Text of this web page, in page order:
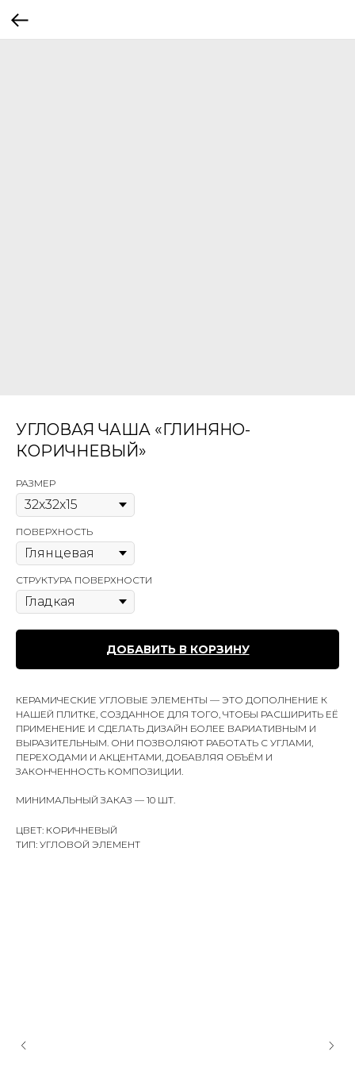
УГЛОВАЯ ЧАША «ГЛИНЯНО-
КОРИЧНЕВЫЙ»
РАЗМЕР
ПОВЕРХНОСТЬ
СТРУКТУРА ПОВЕРХНОСТИ
ДОБАВИТЬ В КОРЗИНУ
КЕРАМИЧЕСКИЕ УГЛОВЫЕ ЭЛЕМЕНТЫ — ЭТО ДОПОЛНЕНИЕ К
НАШЕЙ ПЛИТКЕ, СОЗДАННОЕ ДЛЯ ТОГО, ЧТОБЫ РАСШИРИТЬ ЕЁ
ПРИМЕНЕНИЕ И СДЕЛАТЬ ДИЗАЙН БОЛЕЕ ВАРИАТИВНЫМ И
ВЫРАЗИТЕЛЬНЫМ. ОНИ ПОЗВОЛЯЮТ РАБОТАТЬ С УГЛАМИ,
ПЕРЕХОДАМИ И АКЦЕНТАМИ, ДОБАВЛЯЯ ОБЪЁМ И
ЗАКОНЧЕННОСТЬ КОМПОЗИЦИИ.
МИНИМАЛЬНЫЙ ЗАКАЗ — 10 ШТ.
ЦВЕТ: КОРИЧНЕВЫЙ
ТИП: УГЛОВОЙ ЭЛЕМЕНТ